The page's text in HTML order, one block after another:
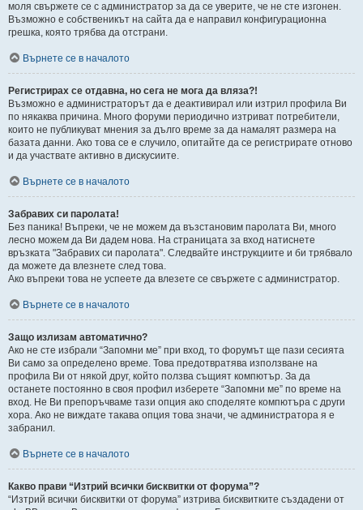
моля свържете се с администратор за да се уверите, че не сте изгонен.
Възможно е собственикът на сайта да е направил конфигурационна
грешка, която трябва да отстрани.
Върнете се в началото
Регистрирах се отдавна, но сега не мога да вляза?!
Възможно е администраторът да е деактивирал или изтрил профила Ви
по някаква причина. Много форуми периодично изтриват потребители,
които не публикуват мнения за дълго време за да намалят размера на
базата данни. Ако това се е случило, опитайте да се регистрирате отново
и да участвате активно в дискусиите.
Върнете се в началото
Забравих си паролата!
Без паника! Въпреки, че не можем да възстановим паролата Ви, много
лесно можем да Ви дадем нова. На страницата за вход натиснете
връзката "Забравих си паролата". Следвайте инструкциите и би трябвало
да можете да влезнете след това.
Ако въпреки това не успеете да влезете се свържете с администратор.
Върнете се в началото
Защо излизам автоматично?
Ако не сте избрали “Запомни ме” при вход, то форумът ще пази сесията
Ви само за определено време. Това предотвратява използване на
профила Ви от някой друг, който ползва същият компютър. За да
останете постоянно в своя профил изберете “Запомни ме” по време на
вход. Не Ви препоръчваме тази опция ако споделяте компютъра с други
хора. Ако не виждате такава опция това значи, че администратора я е
забранил.
Върнете се в началото
Какво прави “Изтрий всички бисквитки от форума”?
“Изтрий всички бисквитки от форума” изтрива бисквитките създадени от